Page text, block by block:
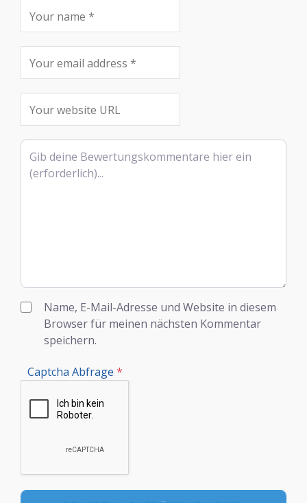
Rezensionstext
Name, E-Mail-Adresse und Website in diesem
Browser für meinen nächsten Kommentar
speichern.
Captcha Abfrage *